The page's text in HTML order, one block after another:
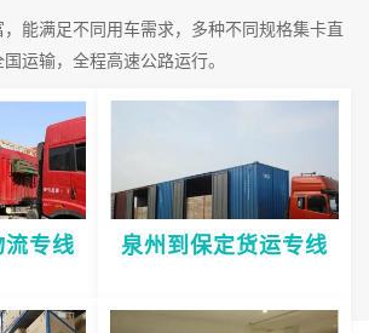
能满足不同用车需求，多种不同规格集卡直
国运输，全程高速公路运行。
专线 泉州到保定货运专线